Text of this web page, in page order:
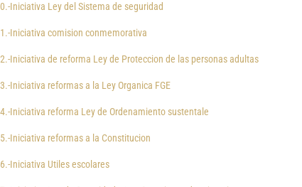
Iniciativa Ley del Sistema de seguridad
Iniciativa comision conmemorativa
Iniciativa de reforma Ley de Proteccion de las personas adultas
Iniciativa reformas a la Ley Organica FGE
Iniciativa reforma Ley de Ordenamiento sustentale
Iniciativa reformas a la Constitucion
Iniciativa Utiles escolares